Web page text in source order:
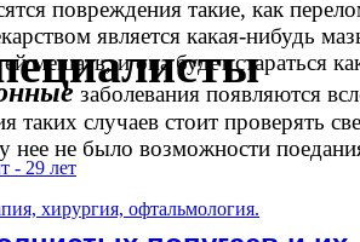
повреждения такие, как
является какая-нибудь
мешать, и она будет стараться
заболевания появляются
таких случаев стоит проверять
нее не было возможности
- 29 лет
хирургия, офтальмология.